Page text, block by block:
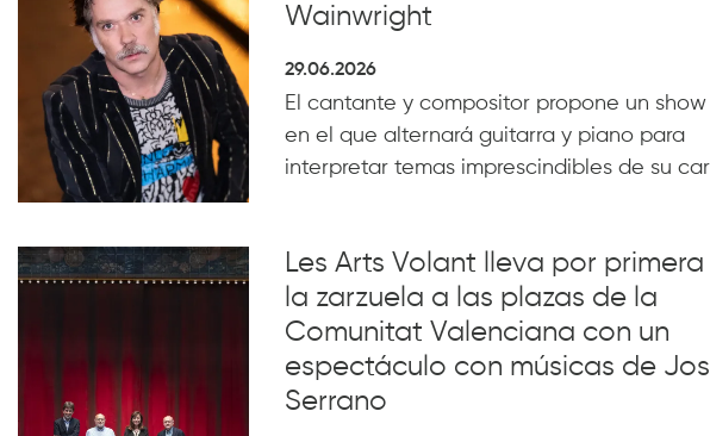
Wainwright
29.06.2026
El cantante y compositor propone un show
en el que alternará guitarra y piano para
interpretar temas imprescindibles de su
Les Arts Volant lleva por primera
la zarzuela a las plazas de la
Comunitat Valenciana con un
espectáculo con músicas de
Serrano